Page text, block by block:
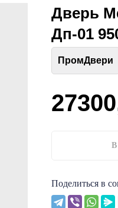
Дверь
Дп-01
ПромДвери
В
Поделиться в